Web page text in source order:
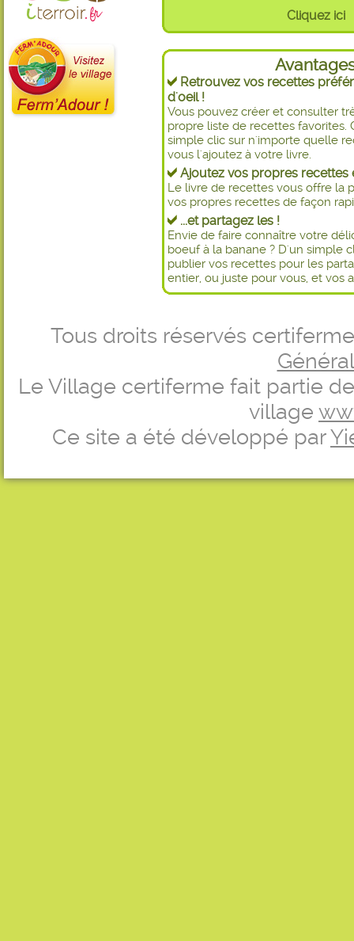
Cliquez ici
Retrouvez vos recettes
d'oeil !
Vous pouvez créer et consulter
propre liste de recettes favorites.
simple clic sur n'importe quelle
vous l'ajoutez à votre livre.
Ajoutez vos propres recettes
Le livre de recettes vous offre la
vos propres recettes de façon
...et partagez les !
Envie de faire connaître votre
boeuf à la banane ? D'un simple
publier vos recettes pour les
entier, ou juste pour vous, et vos
Tous droits réservés
Le Village certiferme fait partie
village
Ce site a été développé par